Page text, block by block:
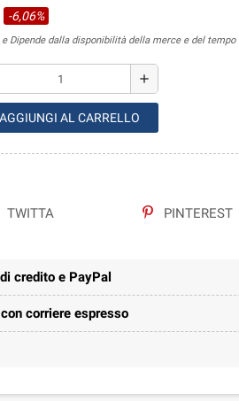
-6,06%
e Dipende dalla disponibilità della merce e del tempo
add
AGGIUNGI AL CARRELLO
TWITTA PINTEREST
credito e PayPal
corriere espresso